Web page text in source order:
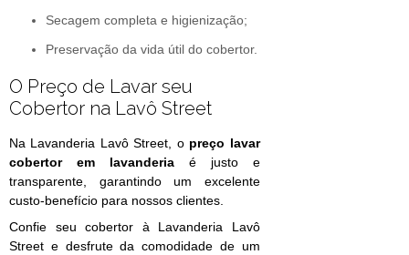
Secagem completa e higienização;
Preservação da vida útil do cobertor.
O Preço de Lavar seu
Cobertor na Lavô Street
Na Lavanderia Lavô Street, o preço lavar
cobertor em lavanderiaé justo e
transparente, garantindo um excelente
custo-benefício para nossos clientes.
Confie seu cobertor à Lavanderia Lavô
Street e desfrute da comodidade de um